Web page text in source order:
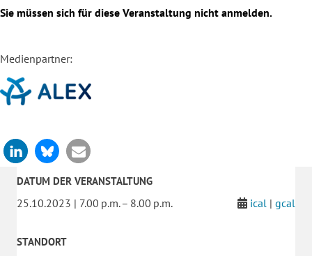
Sie müssen sich für diese Veranstaltung nicht anmelden.
Medienpartner:
DATUM DER VERANSTALTUNG
25.10.2023 | 7.00 p.m. – 8.00 p.m. ical | gcal
STANDORT